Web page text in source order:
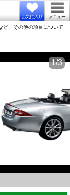
お気に入り メニュー
ど、その他の項目について
1/3